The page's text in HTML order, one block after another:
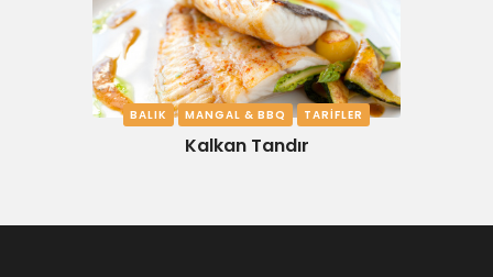
BALIK MANGAL & BBQ TARIFLER
Kalkan Tandır